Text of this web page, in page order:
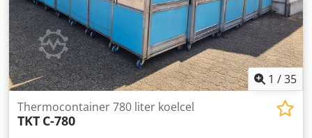
1 /35
Thermocontainer 780 liter koelcel
TKT C-780